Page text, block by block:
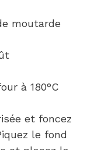
moutarde
à 180°C
et foncez
le fond